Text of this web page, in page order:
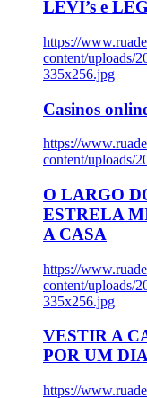
LEVI’s e
https://
content/uploads/
335x256.jpg
Casinos
https://
content/uploads/
O LARGO
ESTRELA
A CASA
https://
content/uploads/
335x256.jpg
VESTIR A
POR UM
https://